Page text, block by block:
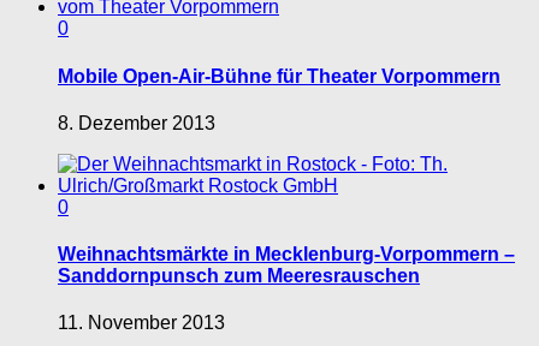
0
Mobile Open-Air-Bühne für Theater Vorpommern
8. Dezember 2013
0
Weihnachtsmärkte in Mecklenburg-Vorpommern –
Sanddornpunsch zum Meeresrauschen
11. November 2013